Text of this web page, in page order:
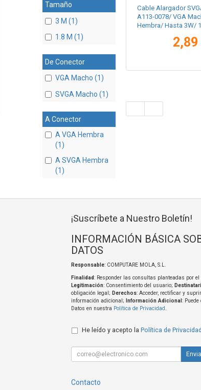
Tamaño
3 M (1)
1.8 M (1)
De Conector
VGA Macho (1)
SVGA Macho (1)
A Conector
A VGA Hembra
(1)
A SVGA Hembra
(1)
Cable Alargador
A113-0078/ VGA
Hembra/ Hasta 3W/
2,89
¡Suscríbete a Nuestro Boletín!
INFORMACIÓN BÁSICA
DATOS
Responsable: COMPUTARE MOLA, S.L.
Finalidad: Responder las consultas planteadas por
Legitimación: Consentimiento del usuario;
obligación legal; Derechos: Acceder, rectificar y
información adicional;
Información Adicional :
Datos en nuestra Política de Privacidad
He leído y acepto la Política de Privacidad
Contacto